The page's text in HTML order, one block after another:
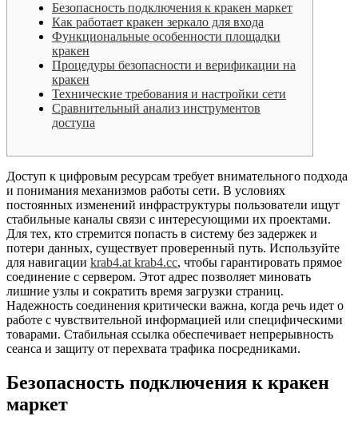
Безопасность подключения к кракен маркет
Как работает кракен зеркало для входа
Функциональные особенности площадки
кракен
Процедуры безопасности и верификации на
кракен
Технические требования и настройки сети
Сравнительный анализ инструментов
доступа
Доступ к цифровым ресурсам требует внимательного подхода
и понимания механизмов работы сети. В условиях
постоянных изменений инфраструктуры пользователи ищут
стабильные каналы связи с интересующими их проектами.
Для тех, кто стремится попасть в систему без задержек и
потери данных, существует проверенный путь. Используйте
для навигации krab4.at krab4.cc, чтобы гарантировать прямое
соединение с сервером. Этот адрес позволяет миновать
лишние узлы и сократить время загрузки страниц.
Надежность соединения критически важна, когда речь идет о
работе с чувствительной информацией или специфическими
товарами. Стабильная ссылка обеспечивает непрерывность
сеанса и защиту от перехвата трафика посредниками.
Безопасность подключения к кракен
маркет